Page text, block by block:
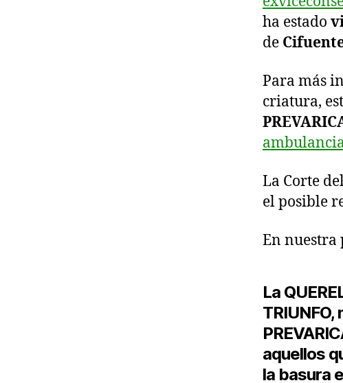
ha estado
de
Para más
criatura,
La Corte
el posible
En nuestra
La
aquellos
la basura